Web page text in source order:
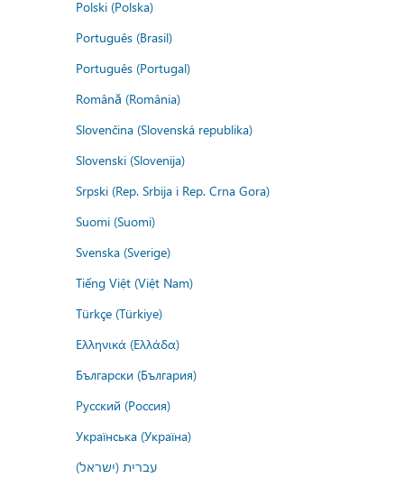
Polski (Polska)
Português (Brasil)
Português (Portugal)
Română (România)
Slovenčina (Slovenská republika)
Slovenski (Slovenija)
Srpski (Rep. Srbija i Rep. Crna Gora)
Suomi (Suomi)
Svenska (Sverige)
Tiếng Việt (Việt Nam)
Türkçe (Türkiye)
Ελληνικά (Ελλάδα)
Български (България)
Русский (Россия)
Українська (Україна)
עברית (ישראל)